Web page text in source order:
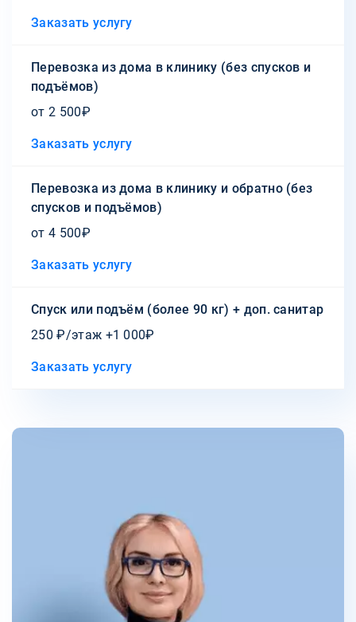
Заказать услугу
Перевозка из дома в клинику (без спусков и
подъёмов)
от 2 500₽
Заказать услугу
Перевозка из дома в клинику и обратно (без
спусков и подъёмов)
от 4 500₽
Заказать услугу
Спуск или подъём (более 90 кг) + доп. санитар
250 ₽/этаж +1 000₽
Заказать услугу